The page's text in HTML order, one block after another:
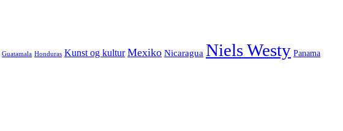
Guatamala Honduras Kunst og kultur Mexiko Nicaragua Niels Westy Panama